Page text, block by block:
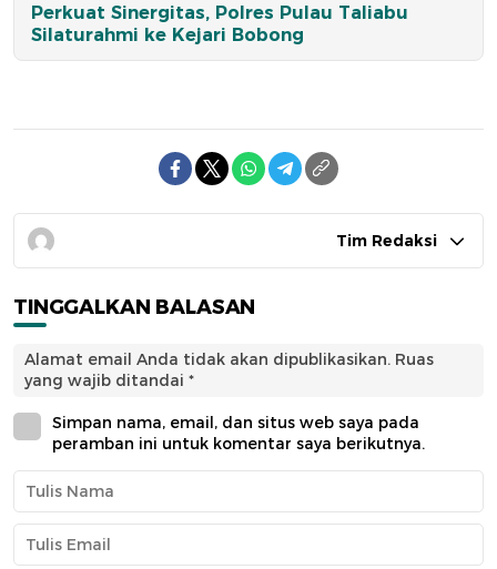
Perkuat Sinergitas, Polres Pulau Taliabu
Silaturahmi ke Kejari Bobong
Tim Redaksi
TINGGALKAN BALASAN
Alamat email Anda tidak akan dipublikasikan. Ruas
yang wajib ditandai *
Simpan nama, email, dan situs web saya pada
peramban ini untuk komentar saya berikutnya.